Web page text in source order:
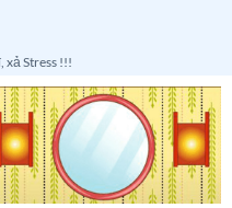
xả Stress !!!